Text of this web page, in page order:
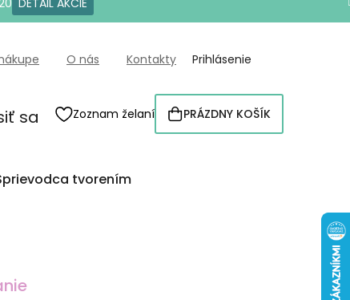
DETAIL AKCIE
O nás Kontakty Prihlásenie
sa Zoznam želaní
NÁKUPNÝ
KOŠÍK
PRÁZDNY KOŠÍK
tvorením